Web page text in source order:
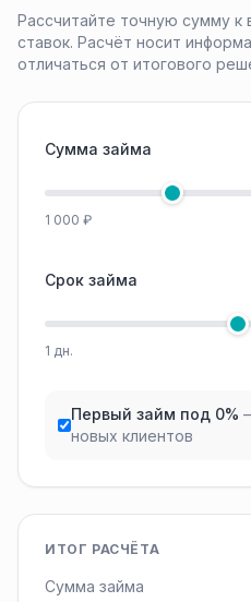
Рассчитайте точную сумму к
ставок. Расчёт носит
отличаться от итогового
Сумма займа
1 000 ₽
Срок займа
1 дн.
Первый займ под 0%
новых клиентов
ИТОГ РАСЧЁТА
Сумма займа